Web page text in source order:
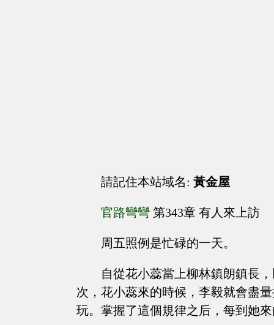
請記住本站域名: 黃金屋
官路彎彎 第343章 有人來上訪
周五照例是忙碌的一天。
自從花小蕊當上柳林鎮朗鎮長
次，花小蕊來的時候，李毅就會盡
玩。掌握了這個規律之后，每到她